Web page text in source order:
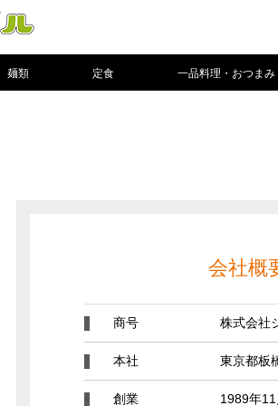
麺類 定食 一品料理・おつまみ
会社概
商号 株式会社
本社 東京都板
創業 1989年11